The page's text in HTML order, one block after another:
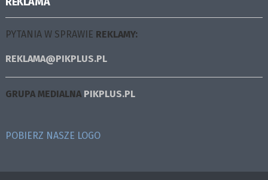
PYTANIA W SPRAWIE REKLAMY:
REKLAMA@PIKPLUS.PL
GRUPA MEDIALNA PIKPLUS.PL
POBIERZ NASZE LOGO